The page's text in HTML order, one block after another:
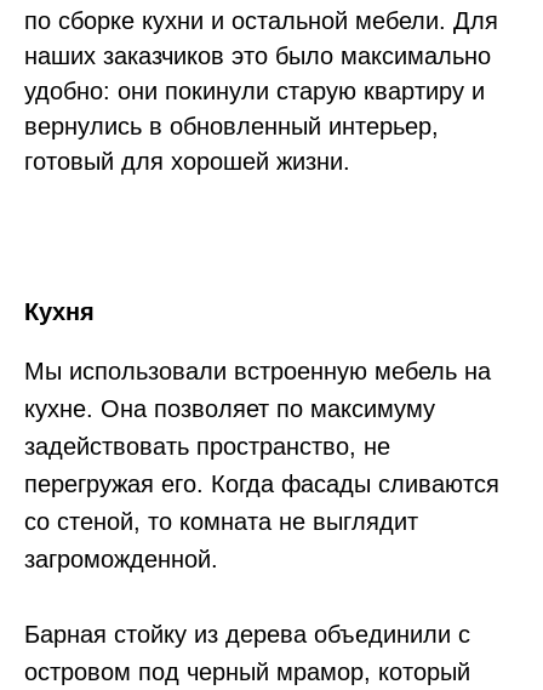
по сборке кухни и остальной мебели. Для
наших заказчиков это было максимально
удобно: они покинули старую квартиру и
вернулись в обновленный интерьер,
готовый для хорошей жизни.
Кухня
Мы использовали встроенную мебель на
кухне. Она позволяет по максимуму
задействовать пространство, не
перегружая его. Когда фасады сливаются
со стеной, то комната не выглядит
загроможденной.
Барная стойку из дерева объединили с
островом под черный мрамор, который